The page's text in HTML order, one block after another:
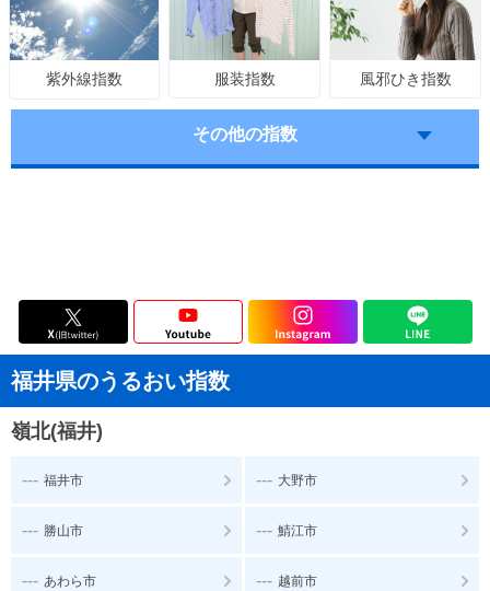
紫外線指数 服装指数 風邪ひき指数
その他の指数
福井県のうるおい指数
嶺北(福井)
--- 福井市 --- 大野市
--- 勝山市 --- 鯖江市
--- あわら市 --- 越前市